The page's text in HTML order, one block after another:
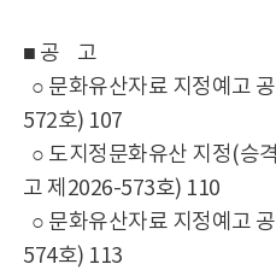
■ 공 고
○ 문화유산자료 지정예고
572호) 107
○ 도지정문화유산 지정(승
고 제2026-573호) 110
○ 문화유산자료 지정예고
574호) 113